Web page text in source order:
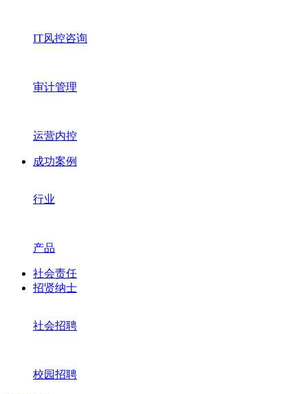
IT风控咨询
审计管理
运营内控
成功案例
行业
产品
社会责任
招贤纳士
社会招聘
校园招聘